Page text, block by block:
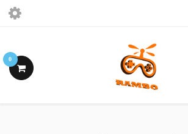
الرئيسيه
ببجى موبايل
0